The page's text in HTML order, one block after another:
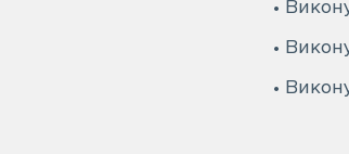
•
•
•